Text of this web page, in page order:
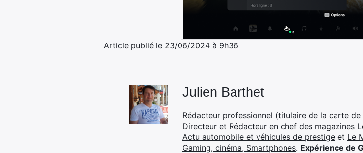
Article publié le 23/06/2024 à 9h36
Julien Barthet
Rédacteur professionnel (titulaire de la carte
Directeur et Rédacteur en chef des magazines
Actu automobile et véhicules de prestige et Le
Gaming, cinéma, Smartphones. Expérience de